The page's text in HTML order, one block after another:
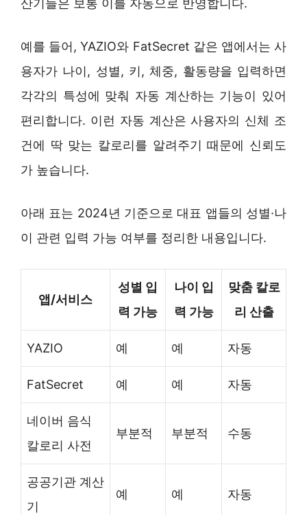
산기들은 보통 이를 자동으로 반영합니다.
예를 들어, YAZIO와 FatSecret 같은 앱에서는 사
용자가 나이, 성별, 키, 체중, 활동량을 입력하면
각각의 특성에 맞춰 자동 계산하는 기능이 있어
편리합니다. 이런 자동 계산은 사용자의 신체 조
건에 딱 맞는 칼로리를 알려주기 때문에 신뢰도
가 높습니다.
아래 표는 2024년 기준으로 대표 앱들의 성별·나
이 관련 입력 가능 여부를 정리한 내용입니다.
앱/서비스
성별 입
력 가능
나이 입
력 가능
맞춤 칼로
리 산출
YAZIO 예 예 자동
FatSecret 예 예 자동
네이버 음식
칼로리 사전
부분적 부분적 수동
공공기관 계산
기
예 예 자동